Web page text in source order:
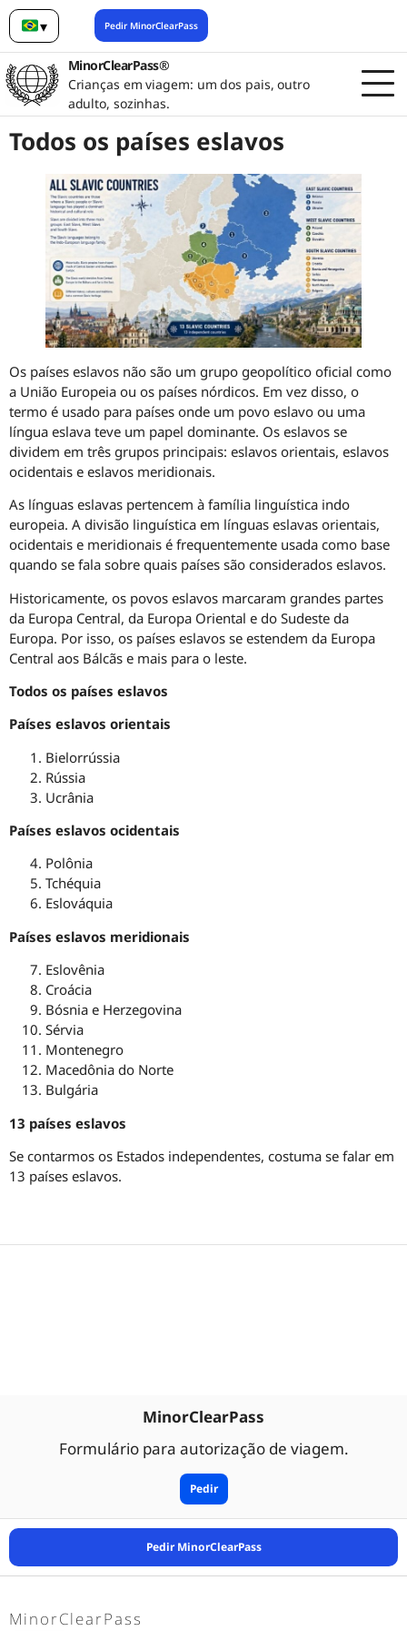
▾
Português (Brasil)
Pedir MinorClearPass
MinorClearPass®
Crianças em viagem: um dos pais, outro
adulto, sozinhas.
Todos os países eslavos
Os países eslavos não são um grupo geopolítico oficial como
a União Europeia ou os países nórdicos. Em vez disso, o
termo é usado para países onde um povo eslavo ou uma
língua eslava teve um papel dominante. Os eslavos se
dividem em três grupos principais: eslavos orientais, eslavos
ocidentais e eslavos meridionais.
As línguas eslavas pertencem à família linguística indo
europeia. A divisão linguística em línguas eslavas orientais,
ocidentais e meridionais é frequentemente usada como base
quando se fala sobre quais países são considerados eslavos.
Historicamente, os povos eslavos marcaram grandes partes
da Europa Central, da Europa Oriental e do Sudeste da
Europa. Por isso, os países eslavos se estendem da Europa
Central aos Bálcãs e mais para o leste.
Todos os países eslavos
Países eslavos orientais
Bielorrússia
Rússia
Ucrânia
Países eslavos ocidentais
Polônia
Tchéquia
Eslováquia
Países eslavos meridionais
Eslovênia
Croácia
Bósnia e Herzegovina
Sérvia
Montenegro
Macedônia do Norte
Bulgária
13 países eslavos
Se contarmos os Estados independentes, costuma se falar em
13 países eslavos.
MinorClearPass
Formulário para autorização de viagem.
Pedir
Pedir MinorClearPass
MinorClearPass